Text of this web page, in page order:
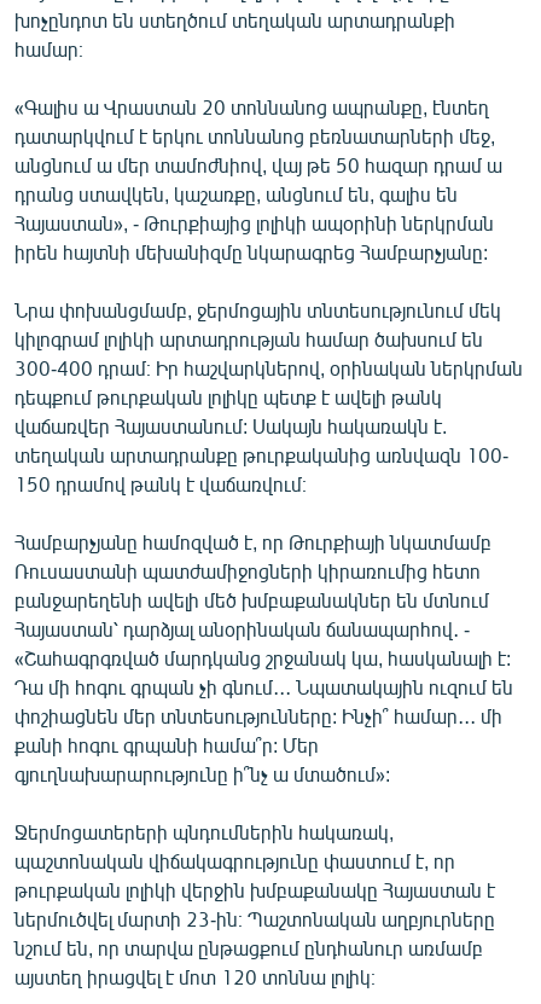
Հայերեն
Русский
ՀԵՏԵՎԵՔ ՄԵԶ
«Ազատության» բոլոր կայքերը
խոչընդոտ են ստեղծում տեղական արտադրանքի
համար։
«Գալիս ա Վրաստան 20 տոննանոց ապրանքը, էնտեղ
դատարկվում է երկու տոննանոց բեռնատարների մեջ,
անցնում ա մեր տամոժնիով, վայ թե 50 հազար դրամ ա
դրանց ստավկեն, կաշառքը, անցնում են, գալիս են
Հայաստան», - Թուրքիայից լոլիկի ապօրինի ներկրման
իրեն հայտնի մեխանիզմը նկարագրեց Համբարչյանը:
Նրա փոխանցմամբ, ջերմոցային տնտեսությունում մեկ
կիլոգրամ լոլիկի արտադրության համար ծախսում են
300-400 դրամ։ Իր հաշվարկներով, օրինական ներկրման
դեպքում թուրքական լոլիկը պետք է ավելի թանկ
վաճառվեր Հայաստանում: Սակայն հակառակն է.
տեղական արտադրանքը թուրքականից առնվազն 100-
150 դրամով թանկ է վաճառվում։
Համբարչյանը համոզված է, որ Թուրքիայի նկատմամբ
Ռուսաստանի պատժամիջոցների կիրառումից հետո
բանջարեղենի ավելի մեծ խմբաքանակներ են մտնում
Հայաստան՝ դարձյալ անօրինական ճանապարհով․ -
«Շահագրգռված մարդկանց շրջանակ կա, հասկանալի է:
Դա մի հոգու գրպան չի գնում․․․ Նպատակային ուզում են
փոշիացնեն մեր տնտեսությունները: Ինչի՞ համար․․․ մի
քանի հոգու գրպանի համա՞ր: Մեր
գյուղնախարարությունը ի՞նչ ա մտածում»:
Ջերմոցատերերի պնդումներին հակառակ,
պաշտոնական վիճակագրությունը փաստում է, որ
թուրքական լոլիկի վերջին խմբաքանակը Հայաստան է
ներմուծվել մարտի 23-ին։ Պաշտոնական աղբյուրները
նշում են, որ տարվա ընթացքում ընդհանուր առմամբ
այստեղ իրացվել է մոտ 120 տոննա լոլիկ։